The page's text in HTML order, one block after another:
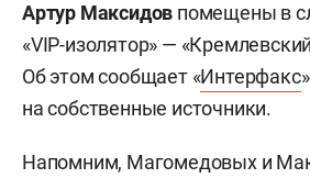
Артур Максидов помещены в
«VIP-изолятор» —
Об этом сообщает «Интерфакс
на собственные источники.
Напомним, Магомедовых и